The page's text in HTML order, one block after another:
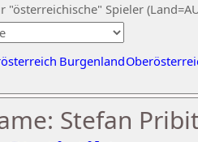
"österreichische" Spieler
Burgenland
Stefan